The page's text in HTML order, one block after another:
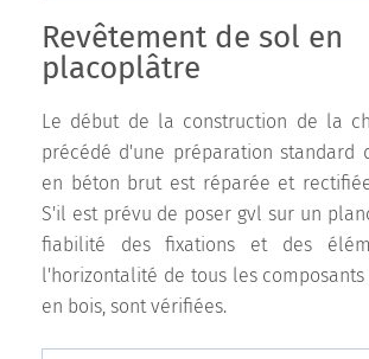
Revêtement de sol en
placoplâtre
Le début de la construction de la
précédé d'une préparation standard
en béton brut est réparée et
S'il est prévu de poser gvl sur un
fiabilité des fixations et des
l'horizontalité de tous les
en bois, sont vérifiées.